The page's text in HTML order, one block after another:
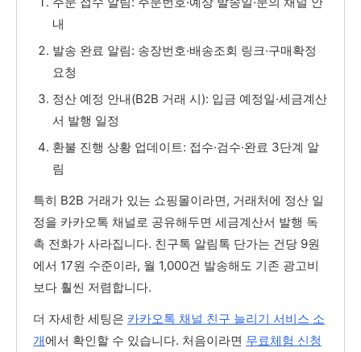
내
발송 완료 알림: 송장번호·배송조회 링크·구매확정
요청
정산 예정 안내(B2B 거래 시): 입금 예정일·세금계산
서 발행 일정
환불 진행 상황 업데이트: 접수·검수·완료 3단계 알
림
특히 B2B 거래가 있는 쇼핑몰이라면, 거래처에 정산 일
정을 카카오톡 채널로 공유해두면 세금계산서 발행 독
촉 전화가 사라집니다. 친구톡 알림톡 단가는 건당 9원
에서 17원 수준이라, 월 1,000건 발송해도 기존 광고비
보다 훨씬 저렴합니다.
더 자세한 세팅은 카카오톡 채널 친구 늘리기 서비스 소
개에서 확인할 수 있습니다. 처음이라면 무료체험 신청